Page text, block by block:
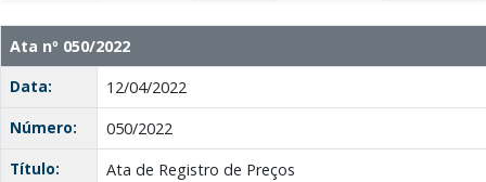
Ata nº 050/2022
Data:
12/04/2022
Número:
050/2022
Título:
Ata de Registro de Preços